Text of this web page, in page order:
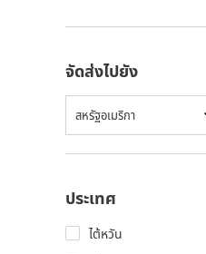
จัดส่งไปยัง
สหรัฐอเมริกา
ประเทศ
ไต้หวัน